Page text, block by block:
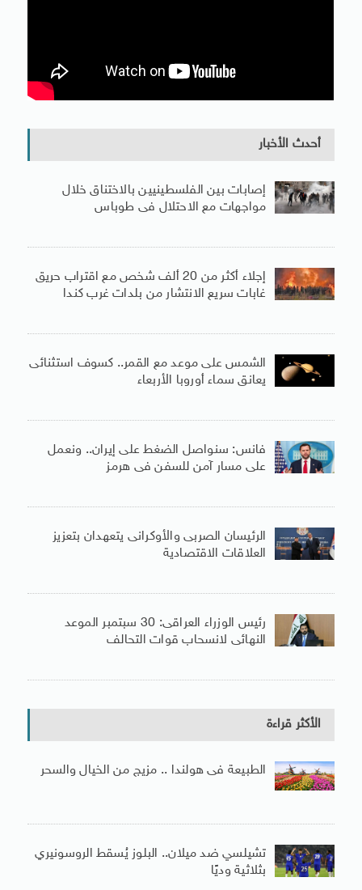
أحدث الأخبار
إصابات بين الفلسطينيين بالاختناق خلال
مواجهات مع الاحتلال فى طوباس
إجلاء أكثر من 20 ألف شخص مع اقتراب حريق
غابات سريع الانتشار من بلدات غرب كندا
الشمس على موعد مع القمر.. كسوف استثنائى
يعانق سماء أوروبا الأربعاء
فانس: سنواصل الضغط على إيران.. ونعمل
على مسار آمن للسفن فى هرمز
الرئيسان الصربى والأوكرانى يتعهدان بتعزيز
العلاقات الاقتصادية
رئيس الوزراء العراقى: 30 سبتمبر الموعد
النهائى لانسحاب قوات التحالف
الأكثر قراءة
الطبيعة فى هولندا .. مزيج من الخيال والسحر
تشيلسي ضد ميلان.. البلوز يُسقط الروسونيري
بثلاثية وديًا